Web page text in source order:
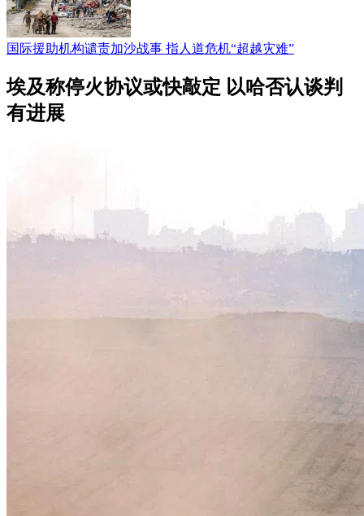
国际援助机构谴责加沙战事 指人道危机“超越灾难”
埃及称停火协议或快敲定 以哈否认谈判
有进展